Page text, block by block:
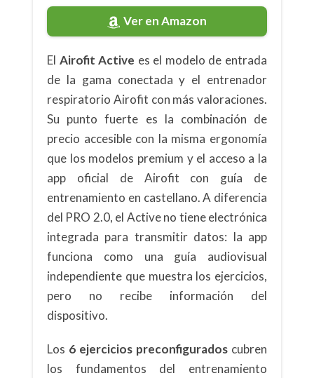
Ver en Amazon
El Airofit Active es el modelo de entrada
de la gama conectada y el entrenador
respiratorio Airofit con más valoraciones.
Su punto fuerte es la combinación de
precio accesible con la misma ergonomía
que los modelos premium y el acceso a la
app oficial de Airofit con guía de
entrenamiento en castellano. A diferencia
del PRO 2.0, el Active no tiene electrónica
integrada para transmitir datos: la app
funciona como una guía audiovisual
independiente que muestra los ejercicios,
pero no recibe información del
dispositivo.
Los 6 ejercicios preconfigurados cubren
los fundamentos del entrenamiento